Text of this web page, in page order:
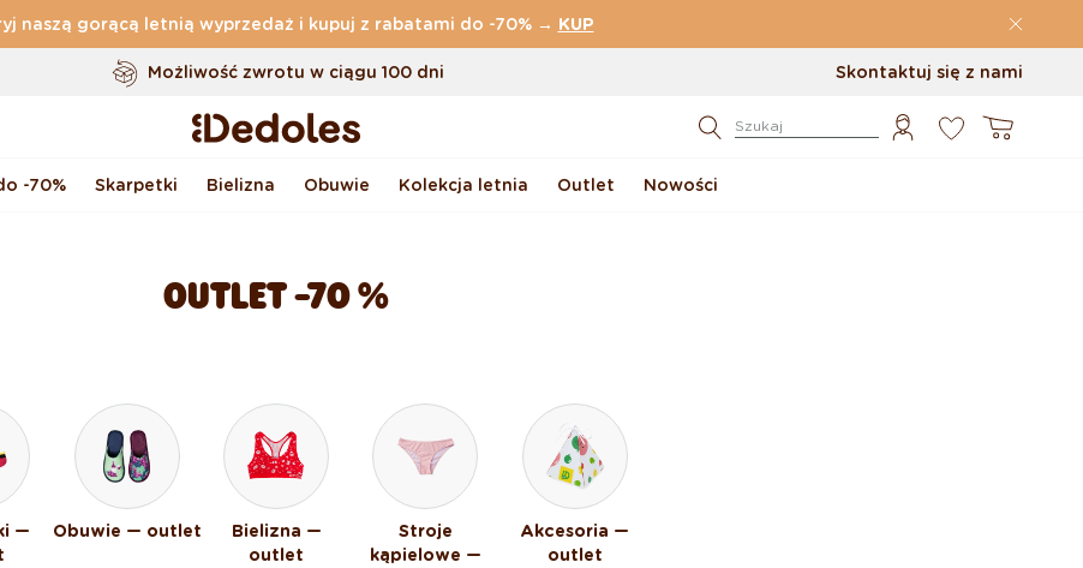
naszą gorącą letnią wyprzedaż i kupuj z rabatami do -70% → KUP
Darmowa dostawa zamówień o wartości powyżej169 zł
Możliwość zwrotu w ciągu 100 dni
Oryginalne wzornictwo stworzone przez nas
Skontaktuj się z nami
Szukaj Koszyk
-70% Skarpetki Bielizna Obuwie Kolekcja letnia Outlet Nowości
OUTLET -70 %
—
Obuwie — outlet
Bielizna —
outlet
Stroje
kąpielowe —
Akcesoria —
outlet